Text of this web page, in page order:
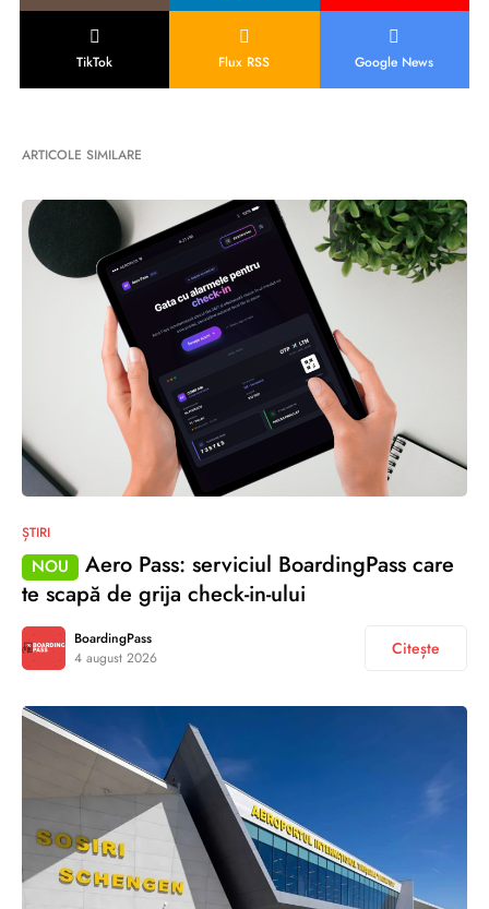
TikTok Flux RSS Google News
ARTICOLE SIMILARE
ȘTIRI
NOU
Aero Pass: serviciul BoardingPass care
te scapă de grija check-in-ului
BoardingPass
4 august 2026
Citește